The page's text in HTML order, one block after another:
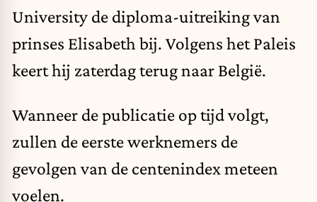
University de diploma-uitreiking van
prinses Elisabeth bij. Volgens het Paleis
keert hij zaterdag terug naar België.
Wanneer de publicatie op tijd volgt,
zullen de eerste werknemers de
gevolgen van de centenindex meteen
voelen.